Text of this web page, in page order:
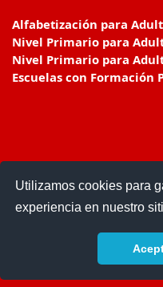
Utilizamos cookies para
experiencia en nuestro
Alfabetización para
Nivel Primario para
Nivel Primario para
Escuelas con Formación